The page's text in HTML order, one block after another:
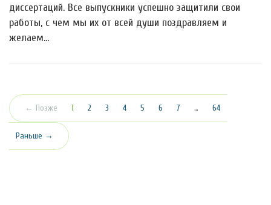
диссертаций. Все выпускники успешно защитили свои
работы, с чем мы их от всей души поздравляем и
желаем…
← Позже 1 (текущая)
2 3 4 5 6 7 … 64
Раньше →